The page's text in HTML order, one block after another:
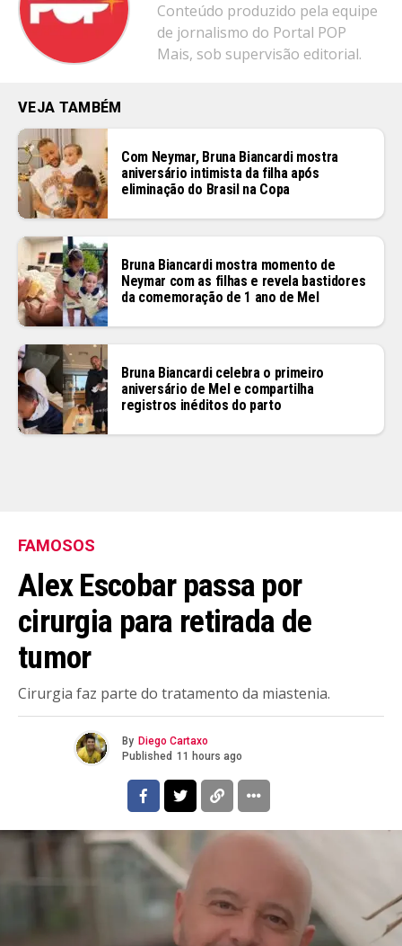
Conteúdo produzido pela equipe
de jornalismo do Portal POP
Mais, sob supervisão editorial.
VEJA TAMBÉM
Com Neymar, Bruna Biancardi mostra
aniversário intimista da filha após
eliminação do Brasil na Copa
Bruna Biancardi mostra momento de
Neymar com as filhas e revela bastidores
da comemoração de 1 ano de Mel
Bruna Biancardi celebra o primeiro
aniversário de Mel e compartilha
registros inéditos do parto
FAMOSOS
Alex Escobar passa por
cirurgia para retirada de
tumor
Cirurgia faz parte do tratamento da miastenia.
By Diego Cartaxo
Published 11 hours ago